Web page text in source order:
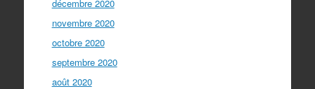
décembre 2020
novembre 2020
octobre 2020
septembre 2020
août 2020